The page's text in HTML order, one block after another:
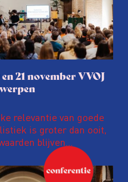
21 november VVOJ
relevantie van goede
is groter dan ooit,
blijven
de komende VVOJ
we in De
een eerlijke